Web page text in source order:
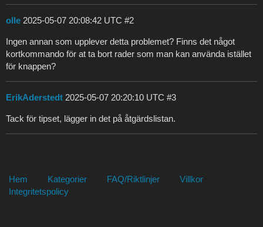
olle 2025-05-07 20:08:42 UTC #2
Ingen annan som upplever detta problemet? Finns det något
kortkommando för at ta bort rader som man kan använda istället
för knappen?
ErikAderstedt 2025-05-07 20:20:10 UTC #3
Tack för tipset, lägger in det på åtgärdslistan.
Hem Kategorier FAQ/Riktlinjer
Villkor
Integritetspolicy